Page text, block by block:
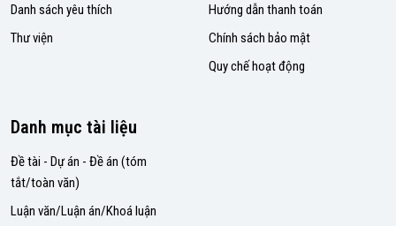
Danh sách yêu thích
Thư viện
Hướng dẫn thanh toán
Chính sách bảo mật
Quy chế hoạt động
Danh mục tài liệu
Đề tài - Dự án - Đề án (tóm
tắt/toàn văn)
Luận văn/Luận án/Khoá luận